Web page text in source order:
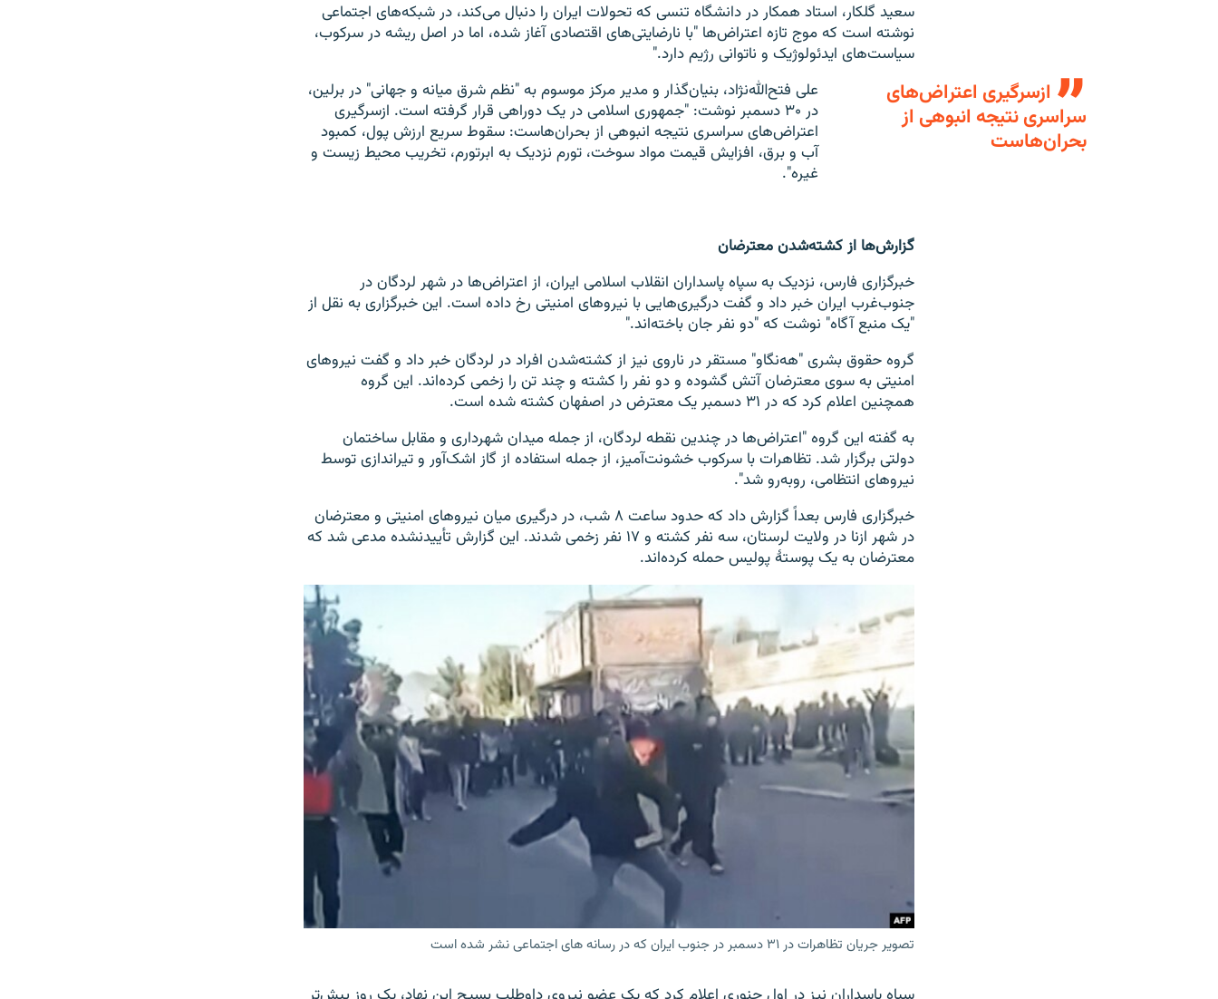
سعید گلکار، استاد همکار در دانشگاه تنسی که تحولات ایران را دنبال می‌کند، در شبکه‌های اجتماعی
نوشته است که موج تازه اعتراض‌ها "با نارضایتی‌های اقتصادی آغاز شده، اما در اصل ریشه در سرکوب،
سیاست‌های ایدئولوژیک و ناتوانی رژیم دارد."
ازسرگیری اعتراض‌های
سراسری نتیجه انبوهی از
بحران‌هاست
علی فتح‌الله‌نژاد، بنیان‌گذار و مدیر مرکز موسوم به "نظم شرق میانه و جهانی" در برلین،
در ۳۰ دسمبر نوشت: "جمهوری اسلامی در یک دوراهی قرار گرفته است. ازسرگیری
اعتراض‌های سراسری نتیجه انبوهی از بحران‌هاست: سقوط سریع ارزش پول، کمبود
آب و برق، افزایش قیمت مواد سوخت، تورم نزدیک به ابرتورم، تخریب محیط زیست و
غیره".
گزارش‌ها از کشته‌شدن معترضان
خبرگزاری فارس، نزدیک به سپاه پاسداران انقلاب اسلامی ایران، از اعتراض‌ها در شهر لردگان در
جنوب‌غرب ایران خبر داد و گفت درگیری‌هایی با نیروهای امنیتی رخ داده است. این خبرگزاری به نقل از
"یک منبع آگاه" نوشت که "دو نفر جان باخته‌اند."
گروه حقوق بشری "هه‌نگاو" مستقر در ناروی نیز از کشته‌شدن افراد در لردگان خبر داد و گفت نیروهای
امنیتی به سوی معترضان آتش گشوده و دو نفر را کشته و چند تن را زخمی کرده‌اند. این گروه
همچنین اعلام کرد که در ۳۱ دسمبر یک معترض در اصفهان کشته شده است.
به گفته این گروه "اعتراض‌ها در چندین نقطه لردگان، از جمله میدان شهرداری و مقابل ساختمان
دولتی برگزار شد. تظاهرات با سرکوب خشونت‌آمیز، از جمله استفاده از گاز اشک‌آور و تیراندازی توسط
نیروهای انتظامی، روبه‌رو شد".
خبرگزاری فارس بعداً گزارش داد که حدود ساعت ۸ شب، در درگیری میان نیروهای امنیتی و معترضان
در شهر ازنا در ولایت لرستان، سه نفر کشته و ۱۷ نفر زخمی شدند. این گزارش تأییدنشده مدعی شد که
معترضان به یک پوستۀ پولیس حمله کرده‌اند.
تصویر جریان تظاهرات در ۳۱ دسمبر در جنوب ایران که در رسانه های اجتماعی نشر شده است